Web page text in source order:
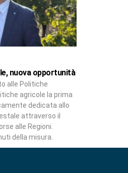
nuova opportunità
alle Politiche
agricole la prima
dedicata allo
attraverso il
alle Regioni.
della misura.